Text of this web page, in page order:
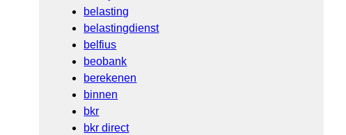
belasting
belastingdienst
belfius
beobank
berekenen
binnen
bkr
bkr direct